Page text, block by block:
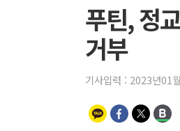
푸틴, 정
거부
기사입력 : 2023년01